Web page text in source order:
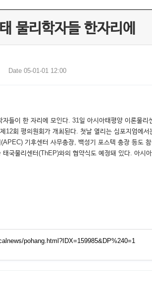
물리학자들 한자리에
Date 05-01-01 12:00
들이 한 자리에 모인다. 31일 아시아태평양 이론물
12회 평의원회가 개최된다. 첫날 열리는 심포지엄에
(APEC) 기후센터 사무총장, 백성기 포스텍 총장 등
국물리센터(ThEP)와의 협약식도 예정돼 있다. 아
pohang.html?IDX=159985&DP%240=1